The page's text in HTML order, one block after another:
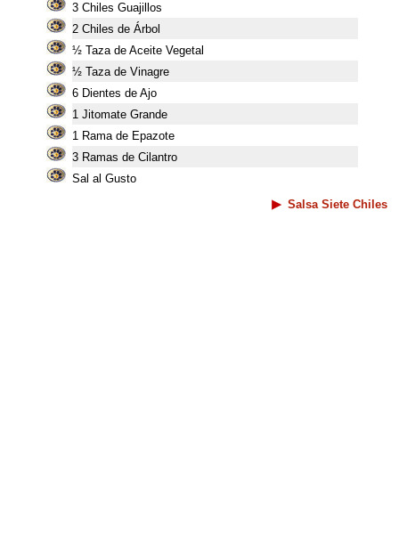
3 Chiles Guajillos
2 Chiles de Árbol
½ Taza de Aceite Vegetal
½ Taza de Vinagre
6 Dientes de Ajo
1 Jitomate Grande
1 Rama de Epazote
3 Ramas de Cilantro
Sal al Gusto
Salsa Siete Chiles